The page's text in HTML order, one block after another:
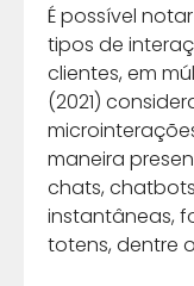
É possível
tipos de
clientes, em
(2021)
maneira
chats,
instantâneas,
totens, dentre